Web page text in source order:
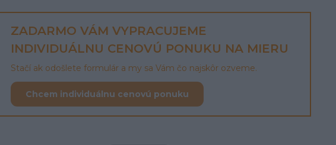
ZADARMO VÁM VYPRACUJEME
INDIVIDUÁLNU CENOVÚ PONUKU NA MIERU
Stačí ak odošlete formulár a my sa Vám čo najskôr ozveme.
Chcem individuálnu cenovú ponuku